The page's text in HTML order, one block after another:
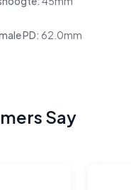
PD: 62.0mm
Say